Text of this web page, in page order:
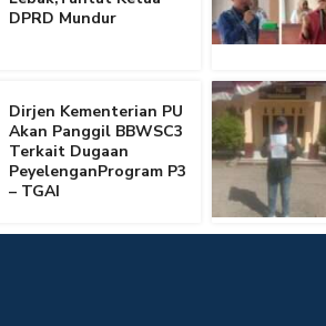
DPRD Mundur
Dirjen Kementerian PU
Akan Panggil BBWSC3
Terkait Dugaan
PeyelenganProgram P3
– TGAI